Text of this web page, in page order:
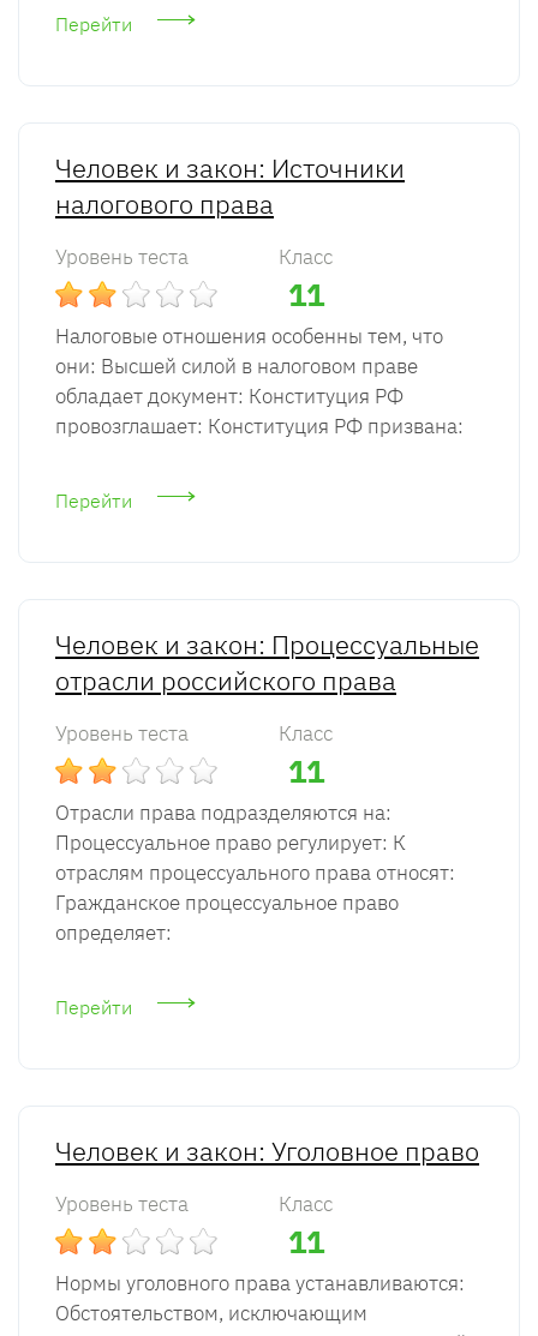
Перейти
Человек и закон: Источники
налогового права
Уровень теста Класс
11
Налоговые отношения особенны тем, что
они: Высшей силой в налоговом праве
обладает документ: Конституция РФ
провозглашает: Конституция РФ призвана:
Перейти
Человек и закон: Процессуальные
отрасли российского права
Уровень теста Класс
11
Отрасли права подразделяются на:
Процессуальное право регулирует: К
отраслям процессуального права относят:
Гражданское процессуальное право
определяет:
Перейти
Человек и закон: Уголовное право
Уровень теста Класс
11
Нормы уголовного права устанавливаются:
Обстоятельством, исключающим